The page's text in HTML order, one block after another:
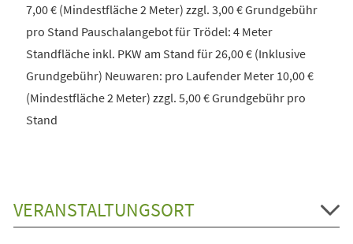
7,00 € (Mindestfläche 2 Meter) zzgl. 3,00 € Grundgebühr
pro Stand Pauschalangebot für Trödel: 4 Meter
Standfläche inkl. PKW am Stand für 26,00 € (Inklusive
Grundgebühr) Neuwaren: pro Laufender Meter 10,00 €
(Mindestfläche 2 Meter) zzgl. 5,00 € Grundgebühr pro
Stand
VERANSTALTUNGSORT